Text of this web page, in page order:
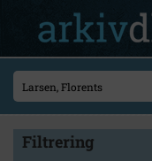
Filtrering